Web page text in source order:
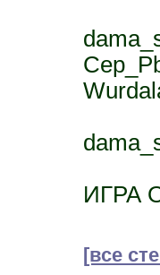
ИГРА
[все